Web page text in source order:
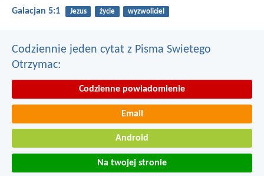
Galacjan 5:1 Jezus życie wyzwoliciel
Codziennie jeden cytat z Pisma Swietego
Otrzymac:
Codzienne powiadomienie
Email
Android
Na twojej stronie